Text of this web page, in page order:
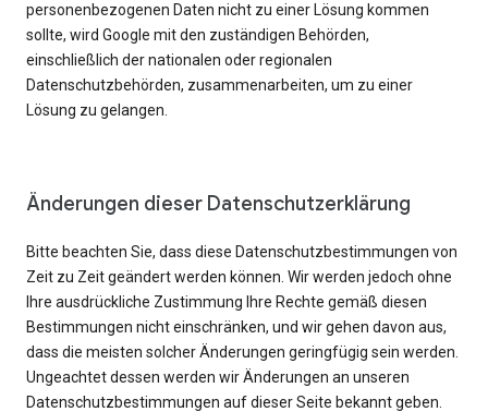
personenbezogenen Daten nicht zu einer Lösung kommen
sollte, wird Google mit den zuständigen Behörden,
einschließlich der nationalen oder regionalen
Datenschutzbehörden, zusammenarbeiten, um zu einer
Lösung zu gelangen.
Änderungen dieser Datenschutzerklärung
Bitte beachten Sie, dass diese Datenschutzbestimmungen von
Zeit zu Zeit geändert werden können. Wir werden jedoch ohne
Ihre ausdrückliche Zustimmung Ihre Rechte gemäß diesen
Bestimmungen nicht einschränken, und wir gehen davon aus,
dass die meisten solcher Änderungen geringfügig sein werden.
Ungeachtet dessen werden wir Änderungen an unseren
Datenschutzbestimmungen auf dieser Seite bekannt geben.